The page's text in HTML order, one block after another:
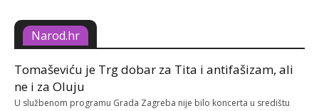
Narod.hr
Tomaševiću je Trg dobar za Tita i antifašizam, ali
ne i za Oluju
U službenom programu Grada Zagreba nije bilo koncerta u središtu